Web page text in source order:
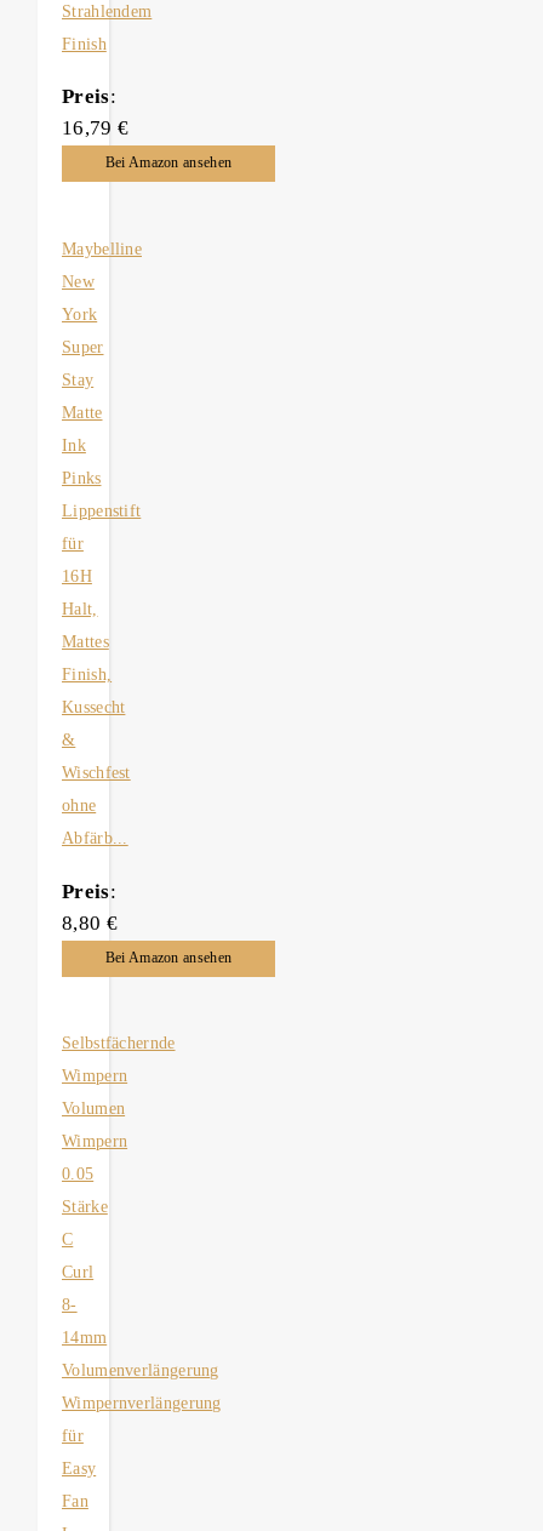
Strahlendem
Finish
Preis:
16,79 €
Bei Amazon ansehen
Maybelline
New
York
Super
Stay
Matte
Ink
Pinks
Lippenstift
für
16H
Halt,
Mattes
Finish,
Kussecht
&
Wischfest
ohne
Abfärb...
Preis:
8,80 €
Bei Amazon ansehen
Selbstfächernde
Wimpern
Volumen
Wimpern
0.05
Stärke
C
Curl
8-
14mm
Volumenverlängerung
Wimpernverlängerung
für
Easy
Fan